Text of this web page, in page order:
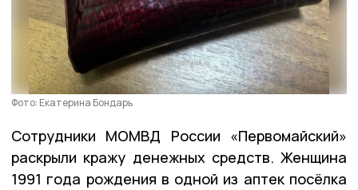
Фото: Екатерина Бондарь
Сотрудники МОМВД России «Первомайский»
раскрыли кражу денежных средств. Женщина
1991 года рождения в одной из аптек посёлка